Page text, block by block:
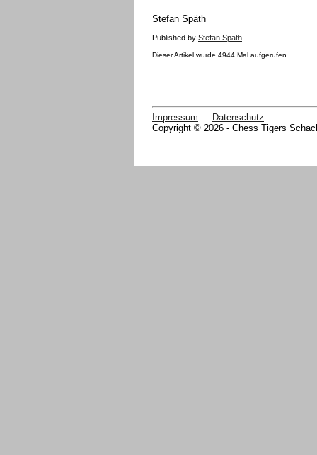
Stefan Späth
Published by Stefan Späth
Dieser Artikel wurde 4944 Mal aufgerufen.
Impressum
Datenschutz
Copyright © 2026 - Chess Tigers